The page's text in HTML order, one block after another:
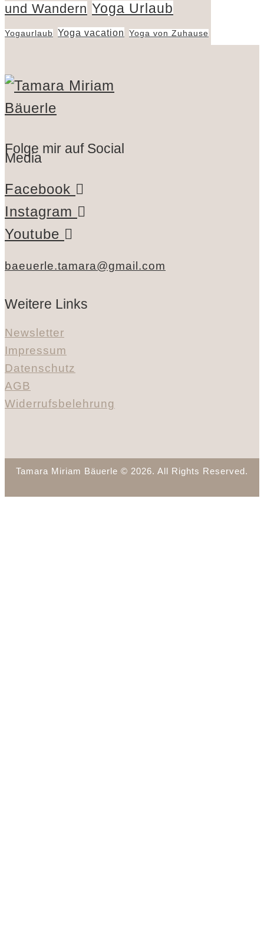
und Wandern Yoga Urlaub
Yogaurlaub Yoga vacation Yoga von Zuhause
Folge mir auf Social
Media
Facebook
Instagram
Youtube
baeuerle.tamara@gmail.com
Weitere Links
Newsletter
Impressum
Datenschutz
AGB
Widerrufsbelehrung
Tamara Miriam Bäuerle © 2026. All Rights Reserved.